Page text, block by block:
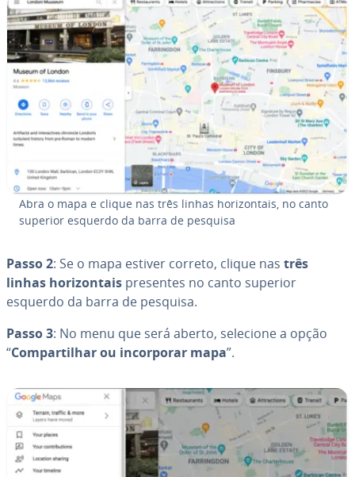
Abra o mapa e clique nas três linhas ho­ri­zon­tais, no canto
superior esquerdo da barra de pesquisa
Passo 2: Se o mapa estiver correto, clique nas três
linhas ho­ri­zon­tais presentes no canto superior
esquerdo da barra de pesquisa.
Passo 3: No menu que será aberto, selecione a opção
“Com­par­ti­lhar ou in­cor­po­rar mapa”.